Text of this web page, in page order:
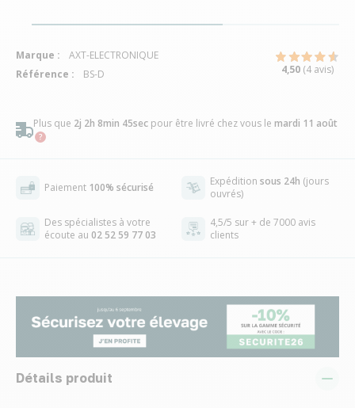
Plus que 2j 2h 8min 45sec pour être livré chez vous le mardi 11 août
Paiement 100% sécurisé Expédition sous 24h (jours
ouvrés)
Des spécialistes à votre
écoute au 02 52 59 77 03
4,5/5 sur + de 7000 avis
clients
Détails produit
Marque :
AXT-ELECTRONIQUE
Référence :
BS-D 4,50 (4 avis)